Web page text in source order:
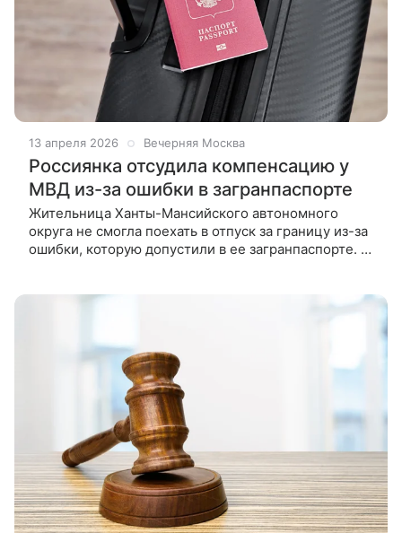
13 апреля 2026 Вечерняя Москва
Россиянка отсудила компенсацию у
МВД из-за ошибки в загранпаспорте
Жительница Ханты-Мансийского автономного
округа не смогла поехать в отпуск за границу из-за
ошибки, которую допустили в ее загранпаспорте. В